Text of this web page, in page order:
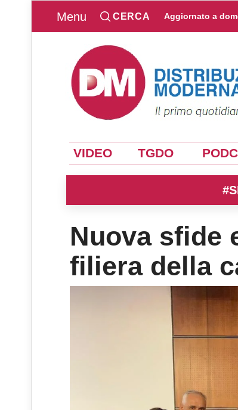
Menu CERCA Aggiornato a
VIDEO TGDO
Nuova sfide
filiera della